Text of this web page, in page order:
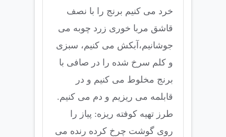
خرد می كنیم برنج را با نصف
قاشق مربا خوری زرد چوبه می
جوشانیم،آبكش می كنیم، سبزی
و كلم سرخ شده را در صافی با
برنج مخلوط می كنیم و در
قابلمه می ریزیم و دم می كنیم.
طرز تهیه كوفته ریزه: پیاز را
روی گوشت چرخ كرده رنده می